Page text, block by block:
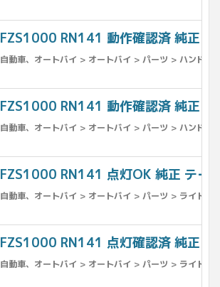
FZS1000 RN141 動作確認済 純正
自動車、オートバイ > オートバイ > パーツ > ハンドル
FZS1000 RN141 動作確認済 純正
自動車、オートバイ > オートバイ > パーツ > ハンドル
FZS1000 RN141 点灯OK 純正 テー
自動車、オートバイ > オートバイ > パーツ > ライト
FZS1000 RN141 点灯確認済 純正
自動車、オートバイ > オートバイ > パーツ > ライト